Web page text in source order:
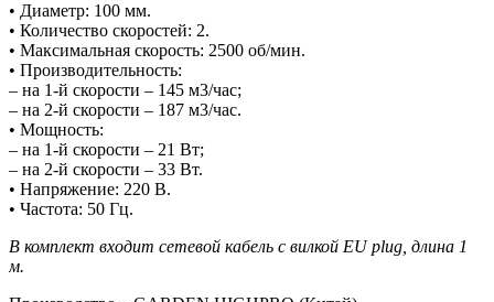
• Диаметр: 100 мм.
• Количество скоростей: 2.
• Максимальная скорость: 2500 об/мин.
• Производительность:
– на 1-й скорости – 145 м3/час;
– на 2-й скорости – 187 м3/час.
• Мощность:
– на 1-й скорости – 21 Вт;
– на 2-й скорости – 33 Вт.
• Напряжение: 220 В.
• Частота: 50 Гц.
В комплект входит сетевой кабель с вилкой EU plug, длина 1
м.